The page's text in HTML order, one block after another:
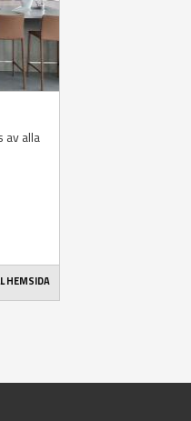
av alla
HEMSIDA